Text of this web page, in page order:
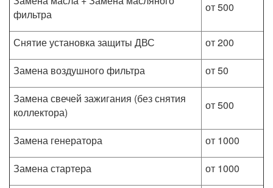
фильтра
от 500
Снятие установка защиты ДВС
от 200
Замена воздушного фильтра
от 50
Замена свечей зажигания (без снятия
коллектора)
от 500
Замена генератора
от 1000
Замена стартера
от 1000